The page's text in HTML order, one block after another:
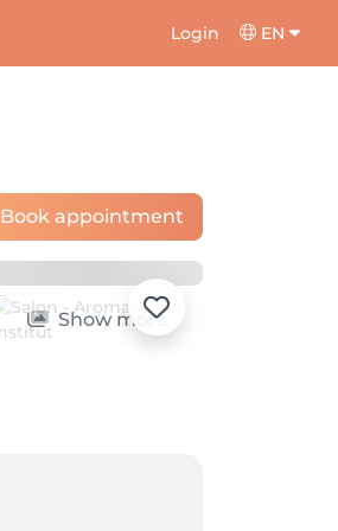
Login EN
Book appointment
Show more